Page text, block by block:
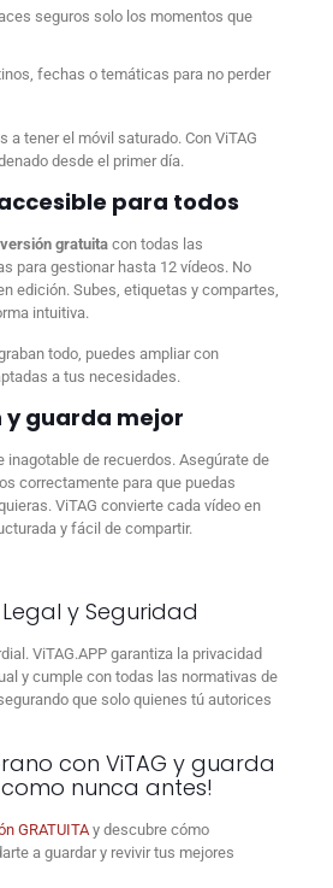
seguros solo los momentos que
fechas o temáticas para no perder
a tener el móvil saturado. Con ViTAG
desde el primer día.
para todos
versión gratuita con todas las
para gestionar hasta 12 vídeos. No
edición. Subes, etiquetas y compartes,
intuitiva.
todo, puedes ampliar con
a tus necesidades.
y guarda mejor
inagotable de recuerdos. Asegúrate de
correctamente para que puedas
ViTAG convierte cada vídeo en
y fácil de compartir.
y Seguridad
ViTAG.APP garantiza la privacidad
y cumple con todas las normativas de
que solo quienes tú autorices
con ViTAG y guarda
nunca antes!
GRATUITA y descubre cómo
a guardar y revivir tus mejores